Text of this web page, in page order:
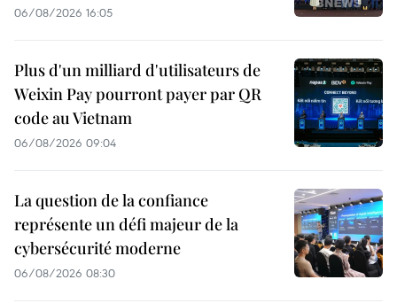
06/08/2026 16:05
Plus d'un milliard d'utilisateurs de
Weixin Pay pourront payer par QR
code au Vietnam
06/08/2026 09:04
La question de la confiance
représente un défi majeur de la
cybersécurité moderne
06/08/2026 08:30